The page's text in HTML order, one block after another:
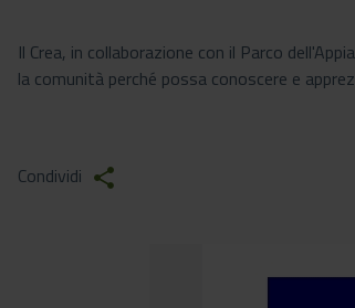
Il Crea, in collaborazione con il Parco
la comunità perché possa conoscere e
Condividi share